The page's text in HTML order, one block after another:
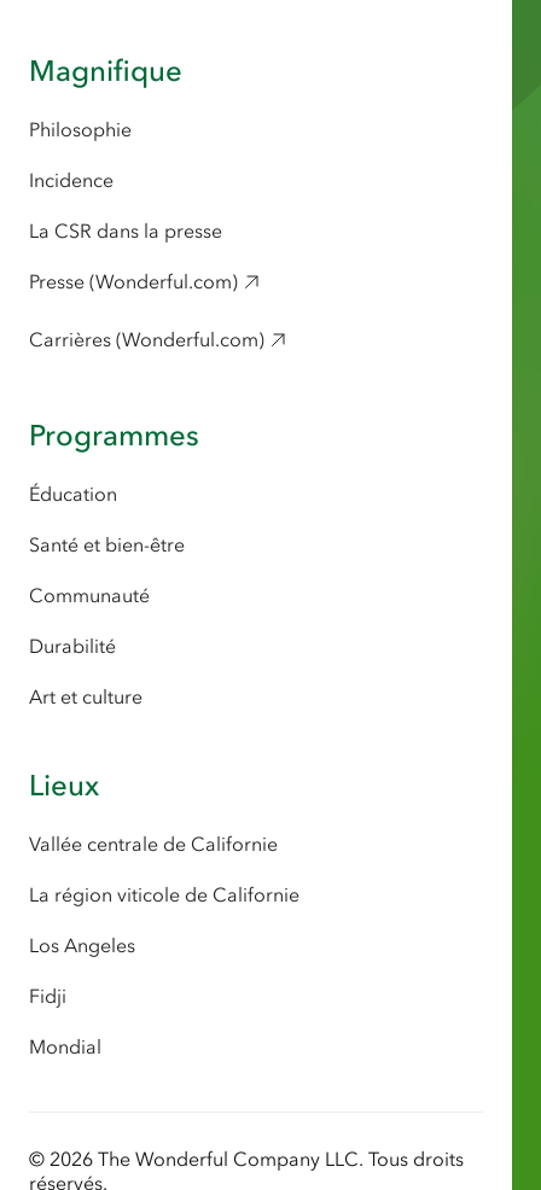
Magnifique
Philosophie
Incidence
La CSR dans la presse
Presse (Wonderful.com)
Carrières (Wonderful.com)
Programmes
Éducation
Santé et bien-être
Communauté
Durabilité
Art et culture
Lieux
Vallée centrale de Californie
La région viticole de Californie
Los Angeles
Fidji
Mondial
© 2026 The Wonderful Company LLC. Tous droits
réservés.